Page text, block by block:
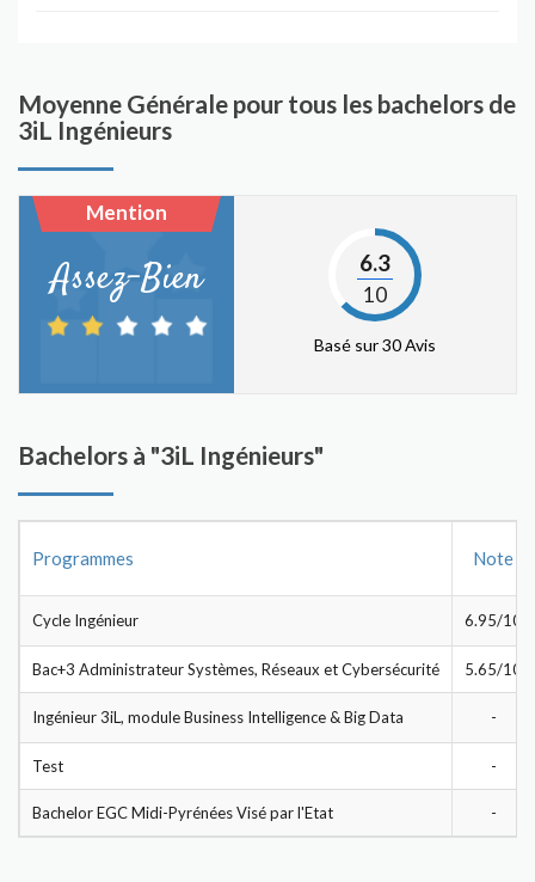
Moyenne Générale pour tous les bachelors de
3iL Ingénieurs
Mention
Assez-Bien 6.3
10
Basé sur 30 Avis
Bachelors à "3iL Ingénieurs"
Programmes Note
Cycle Ingénieur 6.95/10
Bac+3 Administrateur Systèmes, Réseaux et Cybersécurité 5.65/10
Ingénieur 3iL, module Business Intelligence & Big Data -
Test -
Bachelor EGC Midi-Pyrénées Visé par l'Etat -